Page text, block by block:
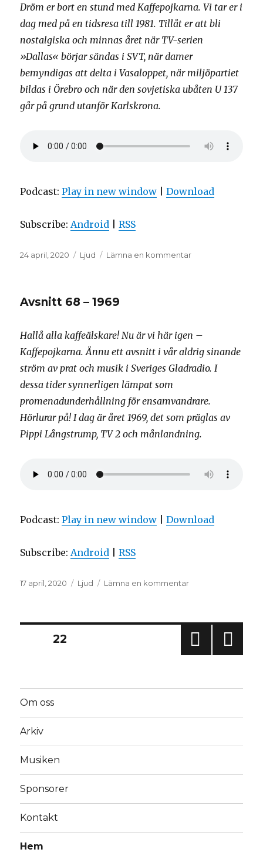
Dröm er bort en stund med Kaffepojkarna. Vi tar er i
dag med på en tidsresa till 1981. Tillåt er att bli
nostalgiska och minnas året när TV-serien
»Dallas« börjar sändas i SVT, när damer
bemyndigas att delta i Vasaloppet, när miljöpartiet
bildas i Örebro och när den sovjetiska ubåten U 137
går på grund utanför Karlskrona.
Podcast:Play in new window |Download
Subscribe: Android |RSS
Postat
24 april, 2020 Format
Ljud Lämna en kommentartill
Avsnitt 68 – 1969
Hallå alla kaffeälskare! Nu är vi här igen –
Kaffepojkarna. Ännu ett avsnitt i vår aldrig sinande
ström av prat och musik i Sveriges Gladradio. I
dessa tider synnerligen lämpat som
promenadunderhållning för ensamvandrare.
Hörlurar på! I dag är året 1969, det som präglas av
Pippi Långstrump, TV 2 och månlandning.
Podcast:Play in new window |Download
Subscribe: Android |RSS
Postat
17 april, 2020 Format
Ljud Lämna en kommentartill
1969
Inläggsnavigering
SIDA22
Om oss
Arkiv
Musiken
Sponsorer
Kontakt
Hem